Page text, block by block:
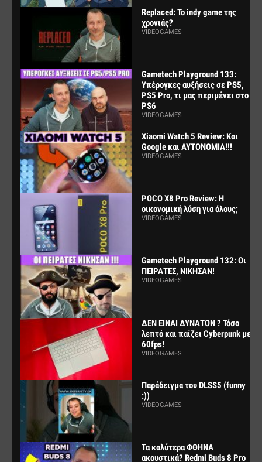
Replaced: Το indy game της
χρονιάς?
VIDEOGAMES
Gametech Playground 133:
Υπέρογκες αυξήσεις σε PS5,
PS5 Pro, τι μας περιμένει στο
PS6
VIDEOGAMES
Xiaomi Watch 5 Review: Και
Google και ΑΥΤΟΝΟΜΙΑ!!!
VIDEOGAMES
POCO X8 Pro Review: Η
οικονομική λύση για όλους;
VIDEOGAMES
Gametech Playground 132: Οι
ΠΕΙΡΑΤΕΣ, ΝΙΚΗΣΑΝ!
VIDEOGAMES
ΔΕΝ ΕΙΝΑΙ ΔΥΝΑΤΟΝ ? Τόσο
λεπτό και παίζει Cyberpunk με
60fps!
VIDEOGAMES
Παράδειγμα του DLSS5 (funny
:))
VIDEOGAMES
Τα καλύτερα ΦΘΗΝΑ
ακουστικά? Redmi Buds 8 Pro